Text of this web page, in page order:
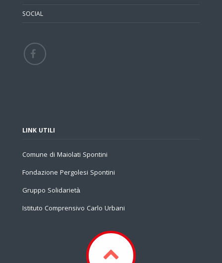
SOCIAL
LINK UTILI
Comune di Maiolati Spontini
Fondazione Pergolesi Spontini
Gruppo Solidarietà
Istituto Comprensivo Carlo Urbani